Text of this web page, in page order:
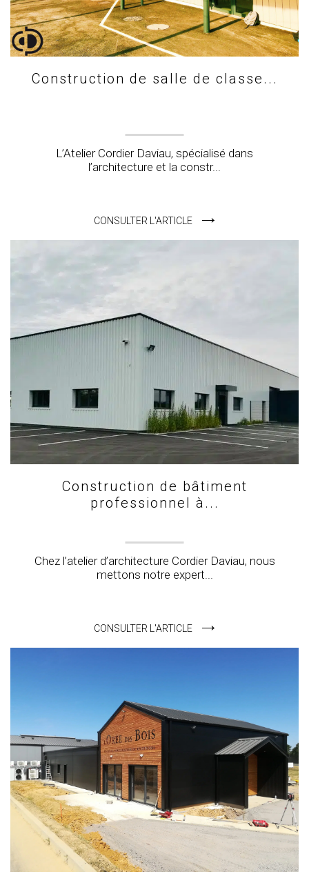
Construction de salle de classe...
L’Atelier Cordier Daviau, spécialisé dans
l’architecture et la constr...
CONSULTER L'ARTICLE
Construction de bâtiment
professionnel à...
Chez l’atelier d’architecture Cordier Daviau, nous
mettons notre expert...
CONSULTER L'ARTICLE